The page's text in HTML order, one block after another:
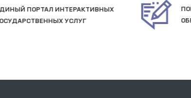
ПОРТАЛ КОЛЛЕКТИВНЫХ
ОБРАЩЕНИЙ